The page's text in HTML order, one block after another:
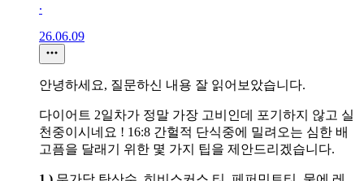
∙
26.06.09
안녕하세요, 질문하신 내용 잘 읽어보았습니다.
다이어트 2일차가 정말 가장 고비인데 포기하지 않고 실
천중이시네요 ! 16:8 간헐적 단식중에 밀려오는 심한 배
고픔을 달래기 위한 몇 가지 팁을 제안드리겠습니다.